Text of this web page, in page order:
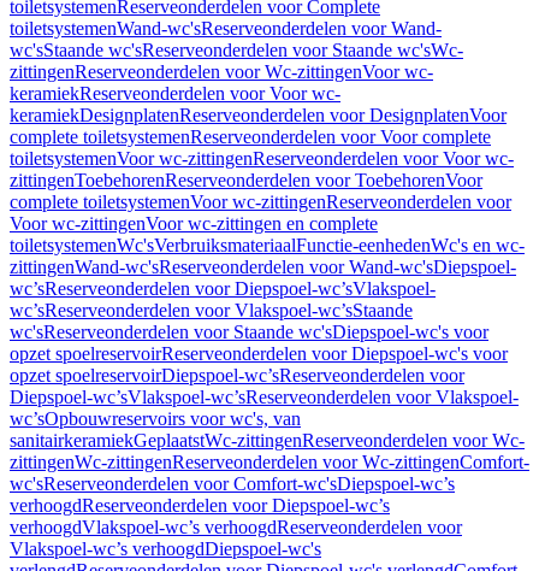
toiletsystemenReserveonderdelen voor Complete
toiletsystemenWand-wc'sReserveonderdelen voor Wand-
wc'sStaande wc'sReserveonderdelen voor Staande wc'sWc-
zittingenReserveonderdelen voor Wc-zittingenVoor wc-
keramiekReserveonderdelen voor Voor wc-
keramiekDesignplatenReserveonderdelen voor DesignplatenVoor
complete toiletsystemenReserveonderdelen voor Voor complete
toiletsystemenVoor wc-zittingenReserveonderdelen voor Voor wc-
zittingenToebehorenReserveonderdelen voor ToebehorenVoor
complete toiletsystemenVoor wc-zittingenReserveonderdelen voor
Voor wc-zittingenVoor wc-zittingen en complete
toiletsystemenWc'sVerbruiksmateriaalFunctie-eenhedenWc's en wc-
zittingenWand-wc'sReserveonderdelen voor Wand-wc'sDiepspoel-
wc’sReserveonderdelen voor Diepspoel-wc’sVlakspoel-
wc’sReserveonderdelen voor Vlakspoel-wc’sStaande
wc'sReserveonderdelen voor Staande wc'sDiepspoel-wc's voor
opzet spoelreservoirReserveonderdelen voor Diepspoel-wc's voor
opzet spoelreservoirDiepspoel-wc’sReserveonderdelen voor
Diepspoel-wc’sVlakspoel-wc’sReserveonderdelen voor Vlakspoel-
wc’sOpbouwreservoirs voor wc's, van
sanitairkeramiekGeplaatstWc-zittingenReserveonderdelen voor Wc-
zittingenWc-zittingenReserveonderdelen voor Wc-zittingenComfort-
wc'sReserveonderdelen voor Comfort-wc'sDiepspoel-wc’s
verhoogdReserveonderdelen voor Diepspoel-wc’s
verhoogdVlakspoel-wc’s verhoogdReserveonderdelen voor
Vlakspoel-wc’s verhoogdDiepspoel-wc's